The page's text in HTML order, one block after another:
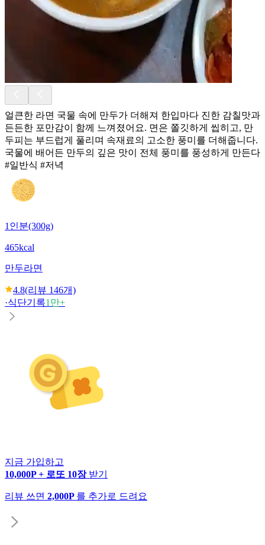
얼큰한 라면 국물 속에 만두가 더해져 한입마다 진한 감칠맛과
든든한 포만감이 함께 느껴졌어요. 면은 쫄깃하게 씹히고, 만
두피는 부드럽게 풀리며 속재료의 고소한 풍미를 더해줍니다.
국물에 배어든 만두의 깊은 맛이 전체 풍미를 풍성하게 만든다
#일반식 #저녁
1인분(300g)
465kcal
만두라면
4.8(리뷰 146개)
·식단기록1만+
지금 가입하고
10,000P + 로또 10장 받기
리뷰 쓰면 2,000P 를 추가로 드려요